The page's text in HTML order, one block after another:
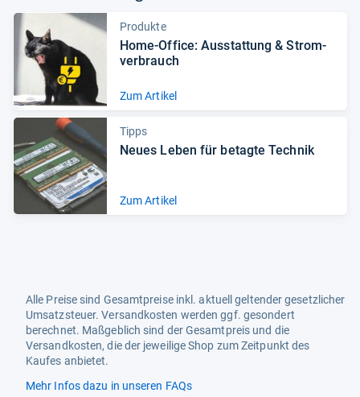
Produkte
Home-​Office: Aus­stat­tung & Strom­
ver­brauch
Zum Artikel
Tipps
Neues Leben für betagte Tech­nik
Zum Artikel
Alle Preise sind Gesamtpreise inkl. aktuell geltender gesetzlicher
Umsatzsteuer. Versandkosten werden ggf. gesondert
berechnet. Maßgeblich sind der Gesamtpreis und die
Versandkosten, die der jeweilige Shop zum Zeitpunkt des
Kaufes anbietet.
Mehr Infos dazu in unseren FAQs